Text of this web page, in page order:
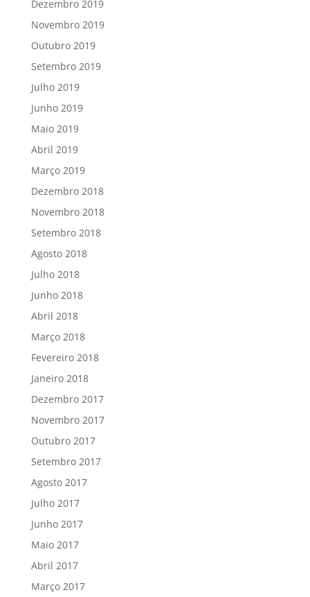
Dezembro 2019
Novembro 2019
Outubro 2019
Setembro 2019
Julho 2019
Junho 2019
Maio 2019
Abril 2019
Março 2019
Dezembro 2018
Novembro 2018
Setembro 2018
Agosto 2018
Julho 2018
Junho 2018
Abril 2018
Março 2018
Fevereiro 2018
Janeiro 2018
Dezembro 2017
Novembro 2017
Outubro 2017
Setembro 2017
Agosto 2017
Julho 2017
Junho 2017
Maio 2017
Abril 2017
Março 2017